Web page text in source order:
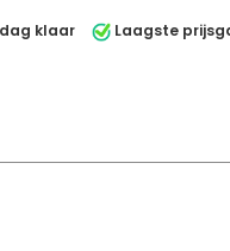
dag klaar Laagste